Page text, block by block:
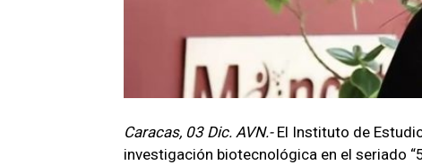
Caracas, 03 Dic. AVN.- El Instituto de
investigación biotecnológica en el seriado